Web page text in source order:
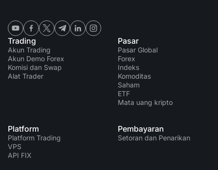
Trading
Akun Trading
Akun Demo Forex
Komisi dan Swap
Alat Trader
Pasar
Pasar Global
Forex
Indeks
Komoditas
Saham
ETF
Mata uang kripto
Platform
Platform Trading
VPS
API FIX
Pembayaran
Setoran dan Penarikan